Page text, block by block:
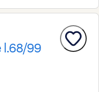
l.68/99